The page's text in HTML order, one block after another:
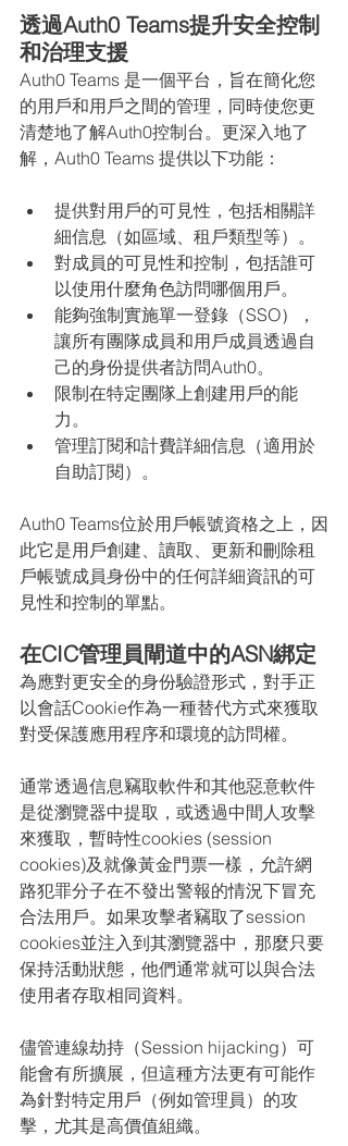
透過Auth0 Teams提升安全控制
和治理支援
Auth0 Teams 是一個平台，旨在簡化您
的用戶和用戶之間的管理，同時使您更
清楚地了解Auth0控制台。更深入地了
解，Auth0 Teams 提供以下功能：
提供對用戶的可見性，包括相關詳
細信息（如區域、租戶類型等）。
對成員的可見性和控制，包括誰可
以使用什麼角色訪問哪個用戶。
能夠強制實施單一登錄（SSO），
讓所有團隊成員和用戶成員透過自
己的身份提供者訪問Auth0。
限制在特定團隊上創建用戶的能
力。
管理訂閱和計費詳細信息（適用於
自助訂閱）。
Auth0 Teams位於用戶帳號資格之上，因
此它是用戶創建、讀取、更新和刪除租
戶帳號成員身份中的任何詳細資訊的可
見性和控制的單點。
在CIC管理員閘道中的ASN綁定
為應對更安全的身份驗證形式，對手正
以會話Cookie作為一種替代方式來獲取
對受保護應用程序和環境的訪問權。
通常透過信息竊取軟件和其他惡意軟件
是從瀏覽器中提取，或透過中間人攻擊
來獲取，暫時性cookies (session
cookies)及就像黃金門票一樣，允許網
路犯罪分子在不發出警報的情況下冒充
合法用戶。如果攻擊者竊取了session
cookies並注入到其瀏覽器中，那麼只要
保持活動狀態，他們通常就可以與合法
使用者存取相同資料。
儘管連線劫持（Session hijacking）可
能會有所擴展，但這種方法更有可能作
為針對特定用戶（例如管理員）的攻
擊，尤其是高價值組織。